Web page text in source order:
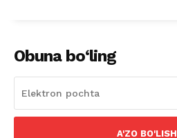
Obuna bo‘ling
A'ZO BO'LISH